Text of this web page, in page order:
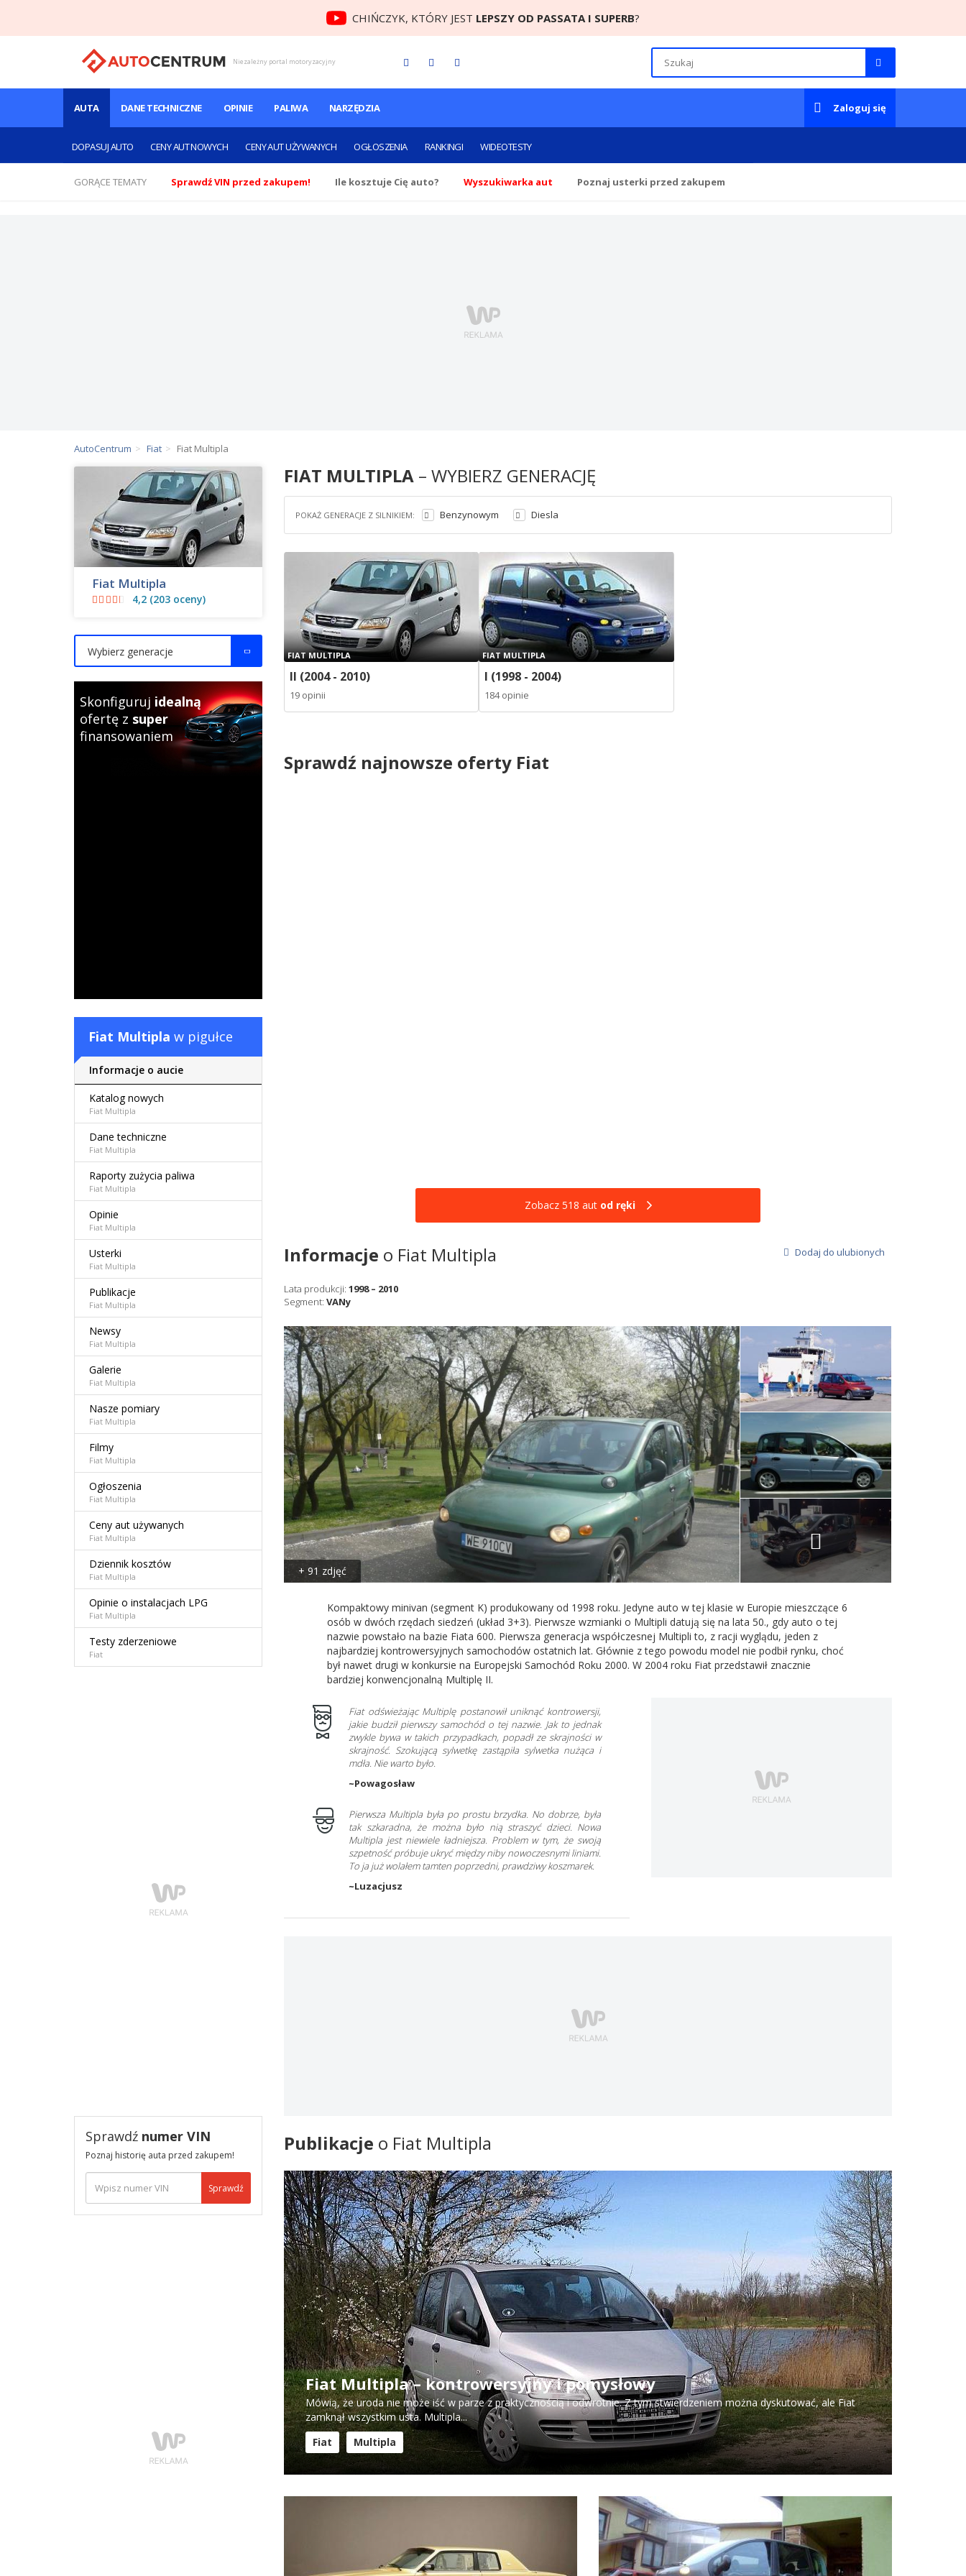
CHIŃCZYK, KTÓRY JEST LEPSZY OD PASSATA I SUPERB?
Niezależny portal motoryzacyjny
AUTA
DOPASUJ AUTO CENY AUT NOWYCH CENY AUT UŻYWANYCH OGŁOSZENIA RANKINGI WIDEOTESTY
DANE TECHNICZNE OPINIE PALIWA NARZĘDZIA Zaloguj się
GORĄCE TEMATY Sprawdź VIN przed zakupem! Ile kosztuje Cię auto? Wyszukiwarka aut Poznaj usterki przed zakupem
AutoCentrum Fiat Fiat Multipla
FIAT MULTIPLA – WYBIERZ GENERACJĘ
POKAŻ GENERACJE Z SILNIKIEM: Benzynowym Diesla
FIAT MULTIPLA
II (2004 - 2010)
19 opinii
FIAT MULTIPLA
I (1998 - 2004)
184 opinie
Sprawdź najnowsze oferty Fiat
Zobacz 518 aut od ręki
Informacje o Fiat Multipla
Lata produkcji: 1998 – 2010
Segment: VANy
Dodaj do ulubionych
+ 91 zdjęć
Kompaktowy minivan (segment K) produkowany od 1998 roku. Jedyne auto w tej klasie w Europie mieszczące 6
osób w dwóch rzędach siedzeń (układ 3+3). Pierwsze wzmianki o Multipli datują się na lata 50., gdy auto o tej
nazwie powstało na bazie Fiata 600. Pierwsza generacja współczesnej Multipli to, z racji wyglądu, jeden z
najbardziej kontrowersyjnych samochodów ostatnich lat. Głównie z tego powodu model nie podbił rynku, choć
był nawet drugi w konkursie na Europejski Samochód Roku 2000. W 2004 roku Fiat przedstawił znacznie
bardziej konwencjonalną Multiplę II.
Fiat odświeżając Multiplę postanowił uniknąć kontrowersji,
jakie budził pierwszy samochód o tej nazwie. Jak to jednak
zwykle bywa w takich przypadkach, popadł ze skrajności w
skrajność. Szokującą sylwetkę zastąpiła sylwetka nużąca i
mdła. Nie warto było.
~Powagosław
Pierwsza Multipla była po prostu brzydka. No dobrze, była
tak szkaradna, że można było nią straszyć dzieci. Nowa
Multipla jest niewiele ładniejsza. Problem w tym, że swoją
szpetność próbuje ukryć między niby nowoczesnymi liniami.
To ja już wolałem tamten poprzedni, prawdziwy koszmarek.
~Luzacjusz
Publikacje o Fiat Multipla
Fiat Multipla – kontrowersyjny i pomysłowy
Mówią, że uroda nie może iść w parze z praktycznością i odwrotnie. Z tym stwierdzeniem można dyskutować, ale Fiat
zamknął wszystkim usta. Multipla...
Fiat
Multipla
Fiat Multipla
4,2 (203 oceny)
Wybierz generacje
Skonfiguruj idealną
ofertę z super
finansowaniem
Fiat Multipla w pigułce
Informacje o aucie
Katalog nowych
Fiat Multipla
Dane techniczne
Fiat Multipla
Raporty zużycia paliwa
Fiat Multipla
Opinie
Fiat Multipla
Usterki
Fiat Multipla
Publikacje
Fiat Multipla
Newsy
Fiat Multipla
Galerie
Fiat Multipla
Nasze pomiary
Fiat Multipla
Filmy
Fiat Multipla
Ogłoszenia
Fiat Multipla
Ceny aut używanych
Fiat Multipla
Dziennik kosztów
Fiat Multipla
Opinie o instalacjach LPG
Fiat Multipla
Testy zderzeniowe
Fiat
Sprawdź numer VIN
Poznaj historię auta przed zakupem!
Sprawdź